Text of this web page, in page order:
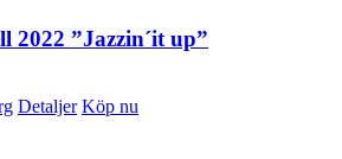
2022 ”Jazzin´it up”
Detaljer Köp nu